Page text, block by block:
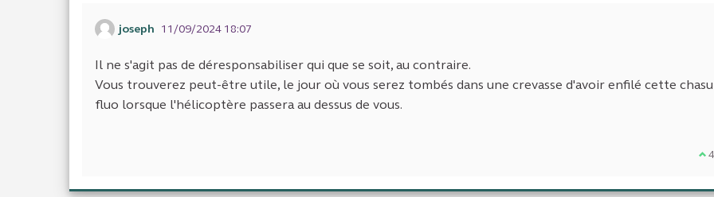
joseph 11/09/2024 18:07
Il ne s'agit pas de déresponsabiliser qui que se soit, au contraire.
Vous trouverez peut-être utile, le jour où vous serez tombés dans une crevasse d'avoir enfilé cette
fluo lorsque l'hélicoptère passera au dessus de vous.
Je4